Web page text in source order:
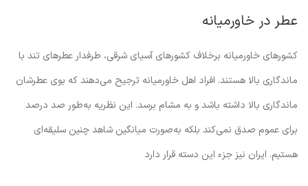
عطر در خاورمیانه
کشورهای خاورمیانه برخلاف کشورهای آسیای شرقی، طرفدار عطرهای تند با
ماندگاری بالا هستند. افراد اهل خاورمیانه ترجیح می‌دهند که بوی عطرشان
ماندگاری بالا داشته باشد و به مشام برسد. این نظریه به‌طور صد درصد
برای عموم صدق نمی‌کند بلکه به‌صورت میانگین شاهد چنین سلیقه‌ای
هستیم. ایران نیز جزء این دسته قرار دارد